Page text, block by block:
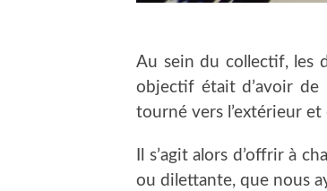
Au sein du collectif, les
objectif était d’avoir
tourné vers l’extérieur
Il s’agit alors d’offrir à
ou dilettante, que nous